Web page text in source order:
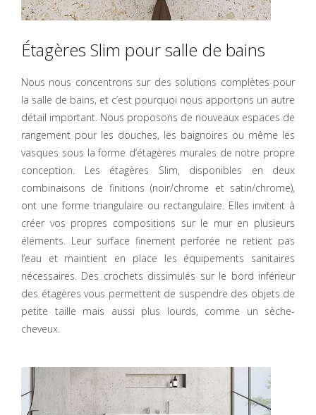
Étagères Slim pour salle de bains
Nous nous concentrons sur des solutions complètes pour
la salle de bains, et c’est pourquoi nous apportons un autre
détail important. Nous proposons de nouveaux espaces de
rangement pour les douches, les baignoires ou même les
vasques sous la forme d’étagères murales de notre propre
conception. Les étagères Slim, disponibles en deux
combinaisons de finitions (noir/chrome et satin/chrome),
ont une forme triangulaire ou rectangulaire. Elles invitent à
créer vos propres compositions sur le mur en plusieurs
éléments. Leur surface finement perforée ne retient pas
l’eau et maintient en place les équipements sanitaires
nécessaires. Des crochets dissimulés sur le bord inférieur
des étagères vous permettent de suspendre des objets de
petite taille mais aussi plus lourds, comme un sèche-
cheveux.